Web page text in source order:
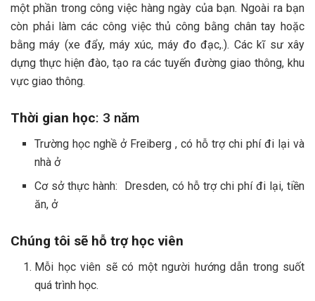
một phần trong công việc hàng ngày của bạn. Ngoài ra bạn
còn phải làm các công việc thủ công bằng chân tay hoặc
bằng máy (xe đẩy, máy xúc, máy đo đạc,.). Các kĩ sư xây
dựng thực hiện đào, tạo ra các tuyến đường giao thông, khu
vực giao thông.
Thời gian học: 3 năm
Trường học nghề ở Freiberg , có hỗ trợ chi phí đi lại và
nhà ở
Cơ sở thực hành: Dresden, có hỗ trợ chi phí đi lại, tiền
ăn, ở
Chúng tôi sẽ hỗ trợ học viên
Mỗi học viên sẽ có một người hướng dẫn trong suốt
quá trình học.